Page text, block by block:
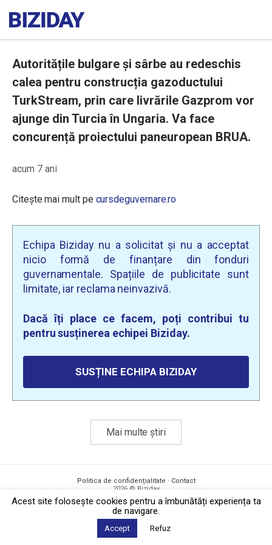
Autoritățile bulgare și sârbe au redeschis
calea pentru construcția gazoductului
TurkStream, prin care livrările Gazprom vor
ajunge din Turcia în Ungaria. Va face
concurență proiectului paneuropean BRUA.
acum 7 ani
Citește mai mult pe cursdeguvernare.ro
Echipa Biziday nu a solicitat și nu a acceptat
nicio formă de finanțare din fonduri
guvernamentale. Spațiile de publicitate sunt
limitate, iar reclama neinvazivă.
Dacă îți place ce facem, poți contribui tu
pentru susținerea echipei Biziday.
SUSȚINE ECHIPA BIZIDAY
Mai multe știri
Politica de confidențialitate · Contact
2026 © Biziday
Acest site foloseşte cookies pentru a îmbunătăți experiența ta
de navigare.
Accept Refuz